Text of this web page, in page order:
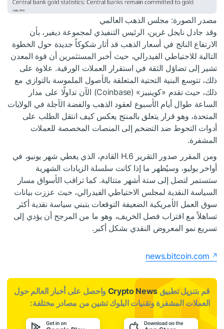
مصدر الصورة: مجلس الذهب العالمي
وقد جادل نايجل غرين، الرئيس التنفيذي لمجموعة ديفير، بأن
الارتفاع الناتج في أسعار الذهب قد أثار شكوكاً جديدة حول الخطوة
التالية للاحتياطي الفيدرالي، حيث أخبر المستثمرين أن قوة المعدن
تشير إلى تضاؤل الثقة في استقرار العملات الورقية. علاوة على
ذلك، تتوسع البنية التحتية المتعلقة بالأصول الملموسة بالتوازي مع
ذلك، حيث تقدم «كوينبيز» (Coinbase) الآن تداولًا على مدار
الساعة طوال أيام الأسبوع لعقود الذهب والفضة الآجلة في الولايات
المتحدة، وهو قرار يتعلق بالمنتج يعكس كيف انتقل الطلب على
أدوات التحوط ضد التضخم إلى المنصات المخصصة للعملات
المشفرة.
ومن المقرر صدور التقرير H.6 القادم، الذي يغطي شهر يونيو، في
أواخر يوليو، وسيُظهر ما إذا كانت سلسلة الزيادات الشهرية
ستستمر لتصل إلى ستة أشهر متتالية. كما تراقب الأسواق مسار
السياسة النقدية لمجلس الاحتياطي الفيدرالي، حيث عززت بيانات
سوق العمل الأمريكية الضعيفة التوقعات بتبني سياسة نقدية أكثر
تساهلاً مع اقتراب فصل الخريف، وهو ما من المرجح أن يؤدي إلى
تسريع نمو المعروض النقدي بشكل أكبر.
news.bitcoin.com
قم بتنزيل تطبيقCrypto News واحصل على أخبار العالم حول
العملات المشفرة وتقنيات البلوك تشين من مصادر مختلفة: